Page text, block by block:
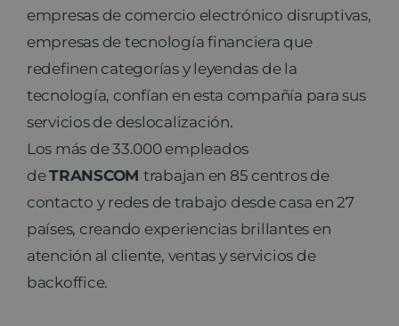
empresas de comercio electrónico disruptivas,
empresas de tecnología financiera que
redefinen categorías y leyendas de la
tecnología, confían en esta compañía para sus
servicios de deslocalización.
Los más de 33.000 empleados
deTRANSCOM trabajan en 85 centros de
contacto y redes de trabajo desde casa en 27
países, creando experiencias brillantes en
atención al cliente, ventas y servicios de
backoffice.